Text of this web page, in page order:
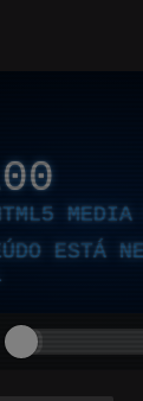
MEDIA
ESTÁ